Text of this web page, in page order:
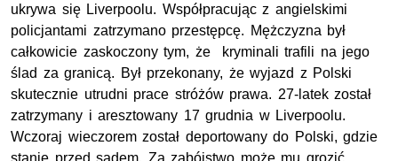
ukrywa się Liverpoolu. Współpracując z angielskimi
policjantami zatrzymano przestępcę. Mężczyzna był
całkowicie zaskoczony tym, że kryminali trafili na jego
ślad za granicą. Był przekonany, że wyjazd z Polski
skutecznie utrudni prace stróżów prawa. 27-latek został
zatrzymany i aresztowany 17 grudnia w Liverpoolu.
Wczoraj wieczorem został deportowany do Polski, gdzie
stanie przed sądem. Za zabójstwo może mu grozić